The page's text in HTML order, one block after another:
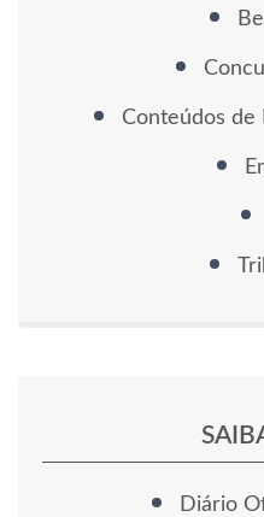
Conteúdos de
Diário